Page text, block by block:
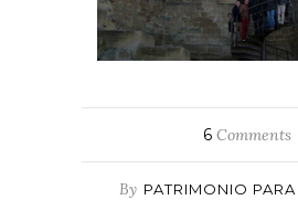
6 Comments
By PATRIMONIO